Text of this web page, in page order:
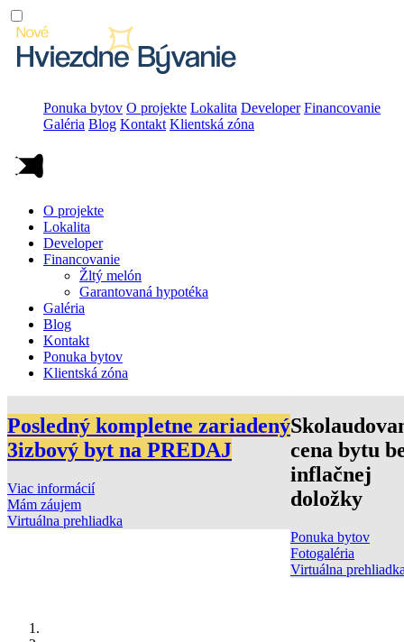
Ponuka bytov O projekte Lokalita Developer Financovanie
Galéria Blog Kontakt Klientská zóna
O projekte
Lokalita
Developer
Financovanie
Žltý melón
Garantovaná hypotéka
Galéria
Blog
Kontakt
Ponuka bytov
Klientská zóna
Posledný kompletne zariadený
3izbový byt na PREDAJ
Viac informácií
Mám záujem
Virtuálna prehliadka
cena bytu
inflačnej
doložky
Ponuka bytov
Fotogaléria
Virtuálna